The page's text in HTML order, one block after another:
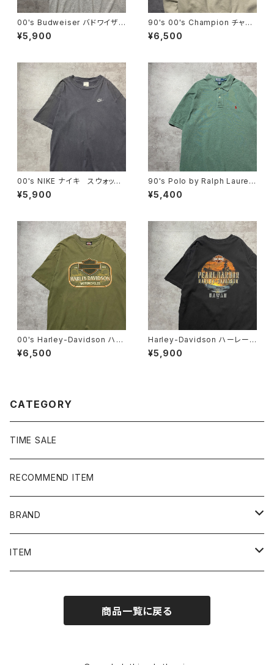
00's Budweiser バドワイザ
ー GILDANボディ プリン
ト 企業系 グレー Tシャツ
¥5,900
90's 00's Champion チャン
ピオン 刺繍ロゴ ラインリ
ブ ベージュ スウェット トレ
¥6,500
00's NIKE ナイキ スウォッシ
ュ 刺繍ワンポイント チャコ
ールグレー Tシャツ
¥5,900
90's Polo by Ralph Lauren
ポロバイラルフローレン 刺繍
ワンポイント ポニー グリー
¥5,400
00's Harley-Davidson ハー
レーダビッドソン 両面プリン
ト イーグル コピーライト200
¥6,500
Harley-Davidson ハーレーダ
ビッドソン サンセット×船 バ
ックプリント ブラック 黒 T
¥5,900
CATEGORY
TIME SALE
RECOMMEND ITEM
BRAND
NIKE
ITEM
商品一覧に戻る